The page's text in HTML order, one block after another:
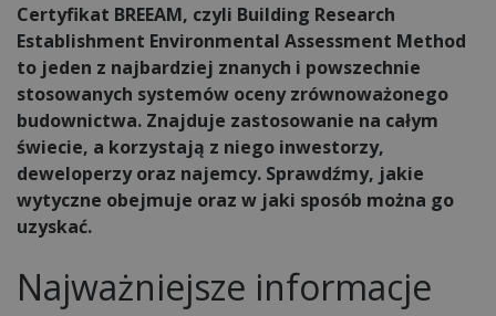
Certyfikat BREEAM, czyli Building Research
Establishment Environmental Assessment Method
to jeden z najbardziej znanych i powszechnie
stosowanych systemów oceny zrównoważonego
budownictwa. Znajduje zastosowanie na całym
świecie, a korzystają z niego inwestorzy,
deweloperzy oraz najemcy. Sprawdźmy, jakie
wytyczne obejmuje oraz w jaki sposób można go
uzyskać.
Najważniejsze informacje